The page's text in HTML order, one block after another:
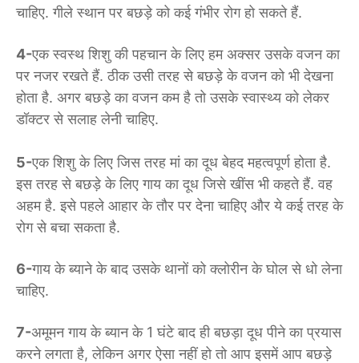
चाहिए. गीले स्थान पर बछड़े को कई गंभीर रोग हो सकते हैं.
4-एक स्वस्थ शिशु की पहचान के लिए हम अक्सर उसके वजन का
पर नजर रखते हैं. ठीक उसी तरह से बछड़े के वजन को भी देखना
होता है. अगर बछड़े का वजन कम है तो उसके स्वास्थ्य को लेकर
डॉक्टर से सलाह लेनी चाहिए.
5-एक शिशु के लिए जिस तरह मां का दूध बेहद महत्वपूर्ण होता है.
इस तरह से बछड़े के लिए गाय का दूध जिसे खींस भी कहते हैं. वह
अहम है. इसे पहले आहार के तौर पर देना चाहिए और ये कई तरह के
रोग से बचा सकता है.
6-गाय के ब्याने के बाद उसके थानों को क्लोरीन के घोल से धो लेना
चाहिए.
7-अमूमन गाय के ब्यान के 1 घंटे बाद ही बछड़ा दूध पीने का प्रयास
करने लगता है, लेकिन अगर ऐसा नहीं हो तो आप इसमें आप बछड़े